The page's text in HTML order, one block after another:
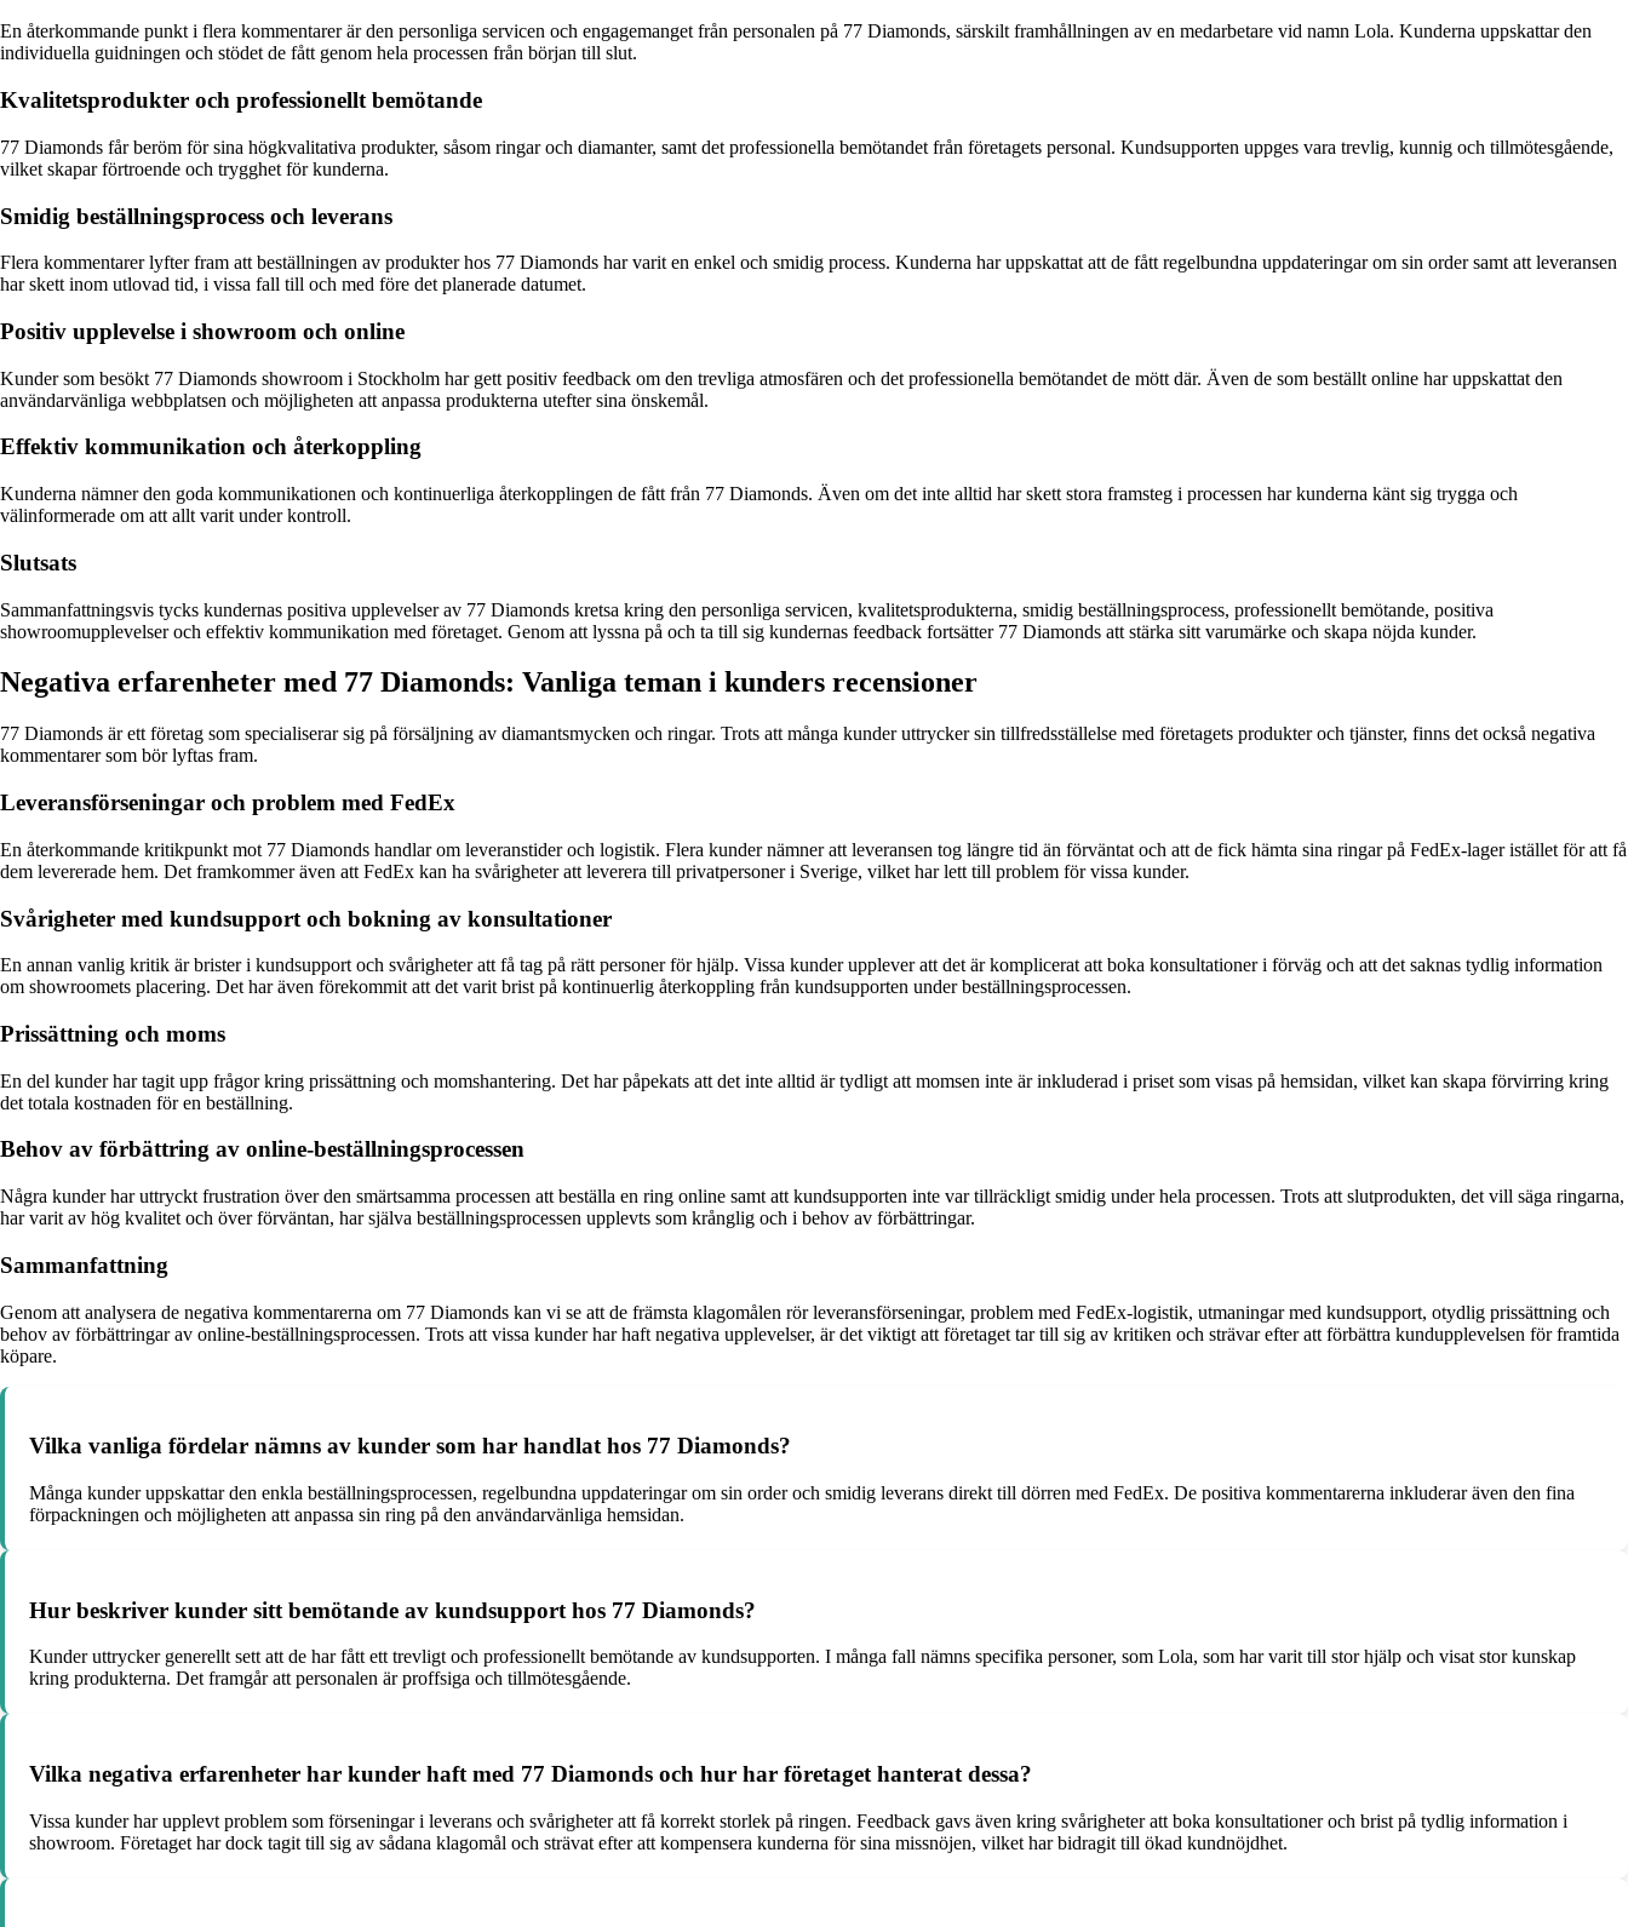
En återkommande punkt i flera kommentarer är den personliga servicen och engagemanget från personalen på 77 Diamonds, särskilt framhållningen av en medarbetare vid namn Lola. Kunderna uppskattar den
individuella guidningen och stödet de fått genom hela processen från början till slut.
Kvalitetsprodukter och professionellt bemötande
77 Diamonds får beröm för sina högkvalitativa produkter, såsom ringar och diamanter, samt det professionella bemötandet från företagets personal. Kundsupporten uppges vara trevlig, kunnig och tillmötesgående,
vilket skapar förtroende och trygghet för kunderna.
Smidig beställningsprocess och leverans
Flera kommentarer lyfter fram att beställningen av produkter hos 77 Diamonds har varit en enkel och smidig process. Kunderna har uppskattat att de fått regelbundna uppdateringar om sin order samt att leveransen
har skett inom utlovad tid, i vissa fall till och med före det planerade datumet.
Positiv upplevelse i showroom och online
Kunder som besökt 77 Diamonds showroom i Stockholm har gett positiv feedback om den trevliga atmosfären och det professionella bemötandet de mött där. Även de som beställt online har uppskattat den
användarvänliga webbplatsen och möjligheten att anpassa produkterna utefter sina önskemål.
Effektiv kommunikation och återkoppling
Kunderna nämner den goda kommunikationen och kontinuerliga återkopplingen de fått från 77 Diamonds. Även om det inte alltid har skett stora framsteg i processen har kunderna känt sig trygga och
välinformerade om att allt varit under kontroll.
Slutsats
Sammanfattningsvis tycks kundernas positiva upplevelser av 77 Diamonds kretsa kring den personliga servicen, kvalitetsprodukterna, smidig beställningsprocess, professionellt bemötande, positiva
showroomupplevelser och effektiv kommunikation med företaget. Genom att lyssna på och ta till sig kundernas feedback fortsätter 77 Diamonds att stärka sitt varumärke och skapa nöjda kunder.
Negativa erfarenheter med 77 Diamonds: Vanliga teman i kunders recensioner
77 Diamonds är ett företag som specialiserar sig på försäljning av diamantsmycken och ringar. Trots att många kunder uttrycker sin tillfredsställelse med företagets produkter och tjänster, finns det också negativa
kommentarer som bör lyftas fram.
Leveransförseningar och problem med FedEx
En återkommande kritikpunkt mot 77 Diamonds handlar om leveranstider och logistik. Flera kunder nämner att leveransen tog längre tid än förväntat och att de fick hämta sina ringar på FedEx-lager istället för att få
dem levererade hem. Det framkommer även att FedEx kan ha svårigheter att leverera till privatpersoner i Sverige, vilket har lett till problem för vissa kunder.
Svårigheter med kundsupport och bokning av konsultationer
En annan vanlig kritik är brister i kundsupport och svårigheter att få tag på rätt personer för hjälp. Vissa kunder upplever att det är komplicerat att boka konsultationer i förväg och att det saknas tydlig information
om showroomets placering. Det har även förekommit att det varit brist på kontinuerlig återkoppling från kundsupporten under beställningsprocessen.
Prissättning och moms
En del kunder har tagit upp frågor kring prissättning och momshantering. Det har påpekats att det inte alltid är tydligt att momsen inte är inkluderad i priset som visas på hemsidan, vilket kan skapa förvirring kring
det totala kostnaden för en beställning.
Behov av förbättring av online-beställningsprocessen
Några kunder har uttryckt frustration över den smärtsamma processen att beställa en ring online samt att kundsupporten inte var tillräckligt smidig under hela processen. Trots att slutprodukten, det vill säga ringarna,
har varit av hög kvalitet och över förväntan, har själva beställningsprocessen upplevts som krånglig och i behov av förbättringar.
Sammanfattning
Genom att analysera de negativa kommentarerna om 77 Diamonds kan vi se att de främsta klagomålen rör leveransförseningar, problem med FedEx-logistik, utmaningar med kundsupport, otydlig prissättning och
behov av förbättringar av online-beställningsprocessen. Trots att vissa kunder har haft negativa upplevelser, är det viktigt att företaget tar till sig av kritiken och strävar efter att förbättra kundupplevelsen för framtida
köpare.
Vilka vanliga fördelar nämns av kunder som har handlat hos 77 Diamonds?
Många kunder uppskattar den enkla beställningsprocessen, regelbundna uppdateringar om sin order och smidig leverans direkt till dörren med FedEx. De positiva kommentarerna inkluderar även den fina
förpackningen och möjligheten att anpassa sin ring på den användarvänliga hemsidan.
Hur beskriver kunder sitt bemötande av kundsupport hos 77 Diamonds?
Kunder uttrycker generellt sett att de har fått ett trevligt och professionellt bemötande av kundsupporten. I många fall nämns specifika personer, som Lola, som har varit till stor hjälp och visat stor kunskap
kring produkterna. Det framgår att personalen är proffsiga och tillmötesgående.
Vilka negativa erfarenheter har kunder haft med 77 Diamonds och hur har företaget hanterat dessa?
Vissa kunder har upplevt problem som förseningar i leverans och svårigheter att få korrekt storlek på ringen. Feedback gavs även kring svårigheter att boka konsultationer och brist på tydlig information i
showroom. Företaget har dock tagit till sig av sådana klagomål och strävat efter att kompensera kunderna för sina missnöjen, vilket har bidragit till ökad kundnöjdhet.